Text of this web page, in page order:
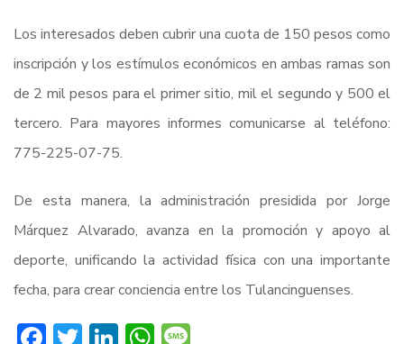
Los interesados deben cubrir una cuota de 150 pesos como
inscripción y los estímulos económicos en ambas ramas son
de 2 mil pesos para el primer sitio, mil el segundo y 500 el
tercero. Para mayores informes comunicarse al teléfono:
775-225-07-75.
De esta manera, la administración presidida por Jorge
Márquez Alvarado, avanza en la promoción y apoyo al
deporte, unificando la actividad física con una importante
fecha, para crear conciencia entre los Tulancinguenses.